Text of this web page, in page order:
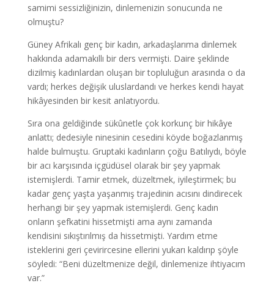
samimi sessizliğinizin, dinlemenizin sonucunda ne
olmuştu?
Güney Afrikalı genç bir kadın, arkadaşlarıma dinlemek
hakkında adamakıllı bir ders vermişti. Daire şeklinde
dizilmiş kadınlardan oluşan bir topluluğun arasında o da
vardı; herkes değişik uluslardandı ve herkes kendi hayat
hikâyesinden bir kesit anlatıyordu.
Sıra ona geldiğinde sükûnetle çok korkunç bir hikâye
anlattı; dedesiyle ninesinin cesedini köyde boğazlanmış
halde bulmuştu. Gruptaki kadınların çoğu Batılıydı, böyle
bir acı karşısında içgüdüsel olarak bir şey yapmak
istemişlerdi. Tamir etmek, düzeltmek, iyileştirmek; bu
kadar genç yaşta yaşanmış trajedinin acısını dindirecek
herhangi bir şey yapmak istemişlerdi. Genç kadın
onların şefkatini hissetmişti ama aynı zamanda
kendisini sıkıştırılmış da hissetmişti. Yardım etme
isteklerini geri çevirircesine ellerini yukarı kaldırıp şöyle
söyledi: “Beni düzeltmenize değil, dinlemenize ihtiyacım
var.”